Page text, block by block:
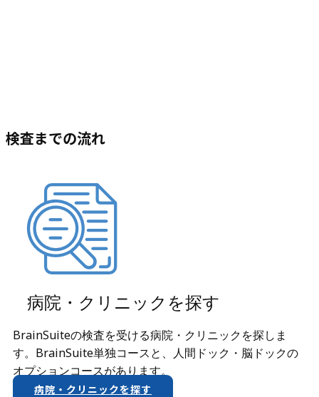
検査までの流れ
病院・クリニックを探す
BrainSuiteの検査を受ける病院・クリニックを探しま
す。BrainSuite単独コースと、人間ドック・脳ドックの
オプションコースがあります。
病院・クリニックを探す